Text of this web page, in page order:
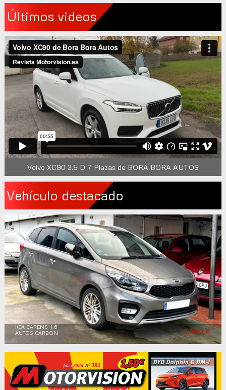
Últimos videos
Volvo XC90 2.5 D 7 Plazas de BORA BORA AUTOS
Vehículo destacado
KIA CARENS 1.6
AUTOS CARBON
9.800 €